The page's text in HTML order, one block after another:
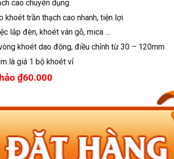
cao chuyên dụng
khoét trần thạch cao nhanh, tiện lợi
lắp đèn, khoét ván gỗ, mica …
khoét dao động, điều chỉnh từ 30 – 120mm
là giá 1 bộ khoét vỉ
₫60.000